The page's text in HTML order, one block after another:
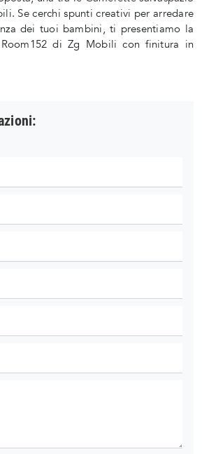
Se cerchi spunti creativi per arredare
dei tuoi bambini, ti presentiamo la
Room152 di Zg Mobili con finitura in